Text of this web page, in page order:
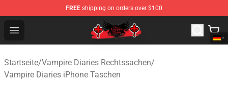
FREE shipping on orders over $100
Open menu
The Vampire Diaries Shop - Official The Vampire
Startseite/Vampire Diaries Rechtssachen/
Vampire Diaries iPhone Taschen